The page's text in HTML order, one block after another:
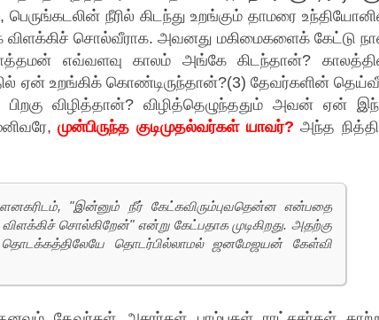
நீரில் கிடந்து உறங்கும் தாமரை
விளக்கிச் சொல்வீராக. அவனது மகிமைகளைக் கேட்டு
எவ்வளவு காலம் அங்கே கிடந்தான்?
ஏன் உறங்கிக் கொண்டிருந்தான்?(3) தேவர்களின்
விழித்தான்? விழித்தெழுந்ததும் அவன் ஏன்
முன்பிருந்த குடிமுதல்வர்கள் யாவர்? அந்த
"இன்னும் நீர் கேட்கவிரும்புவதென்ன என்பதை
சொல்கிறேன்" என்று கேட்பதாக முடிகிறது. அதற்கு
தொடர்பில்லாமல் ஜனமேஜயன் கேள்வி